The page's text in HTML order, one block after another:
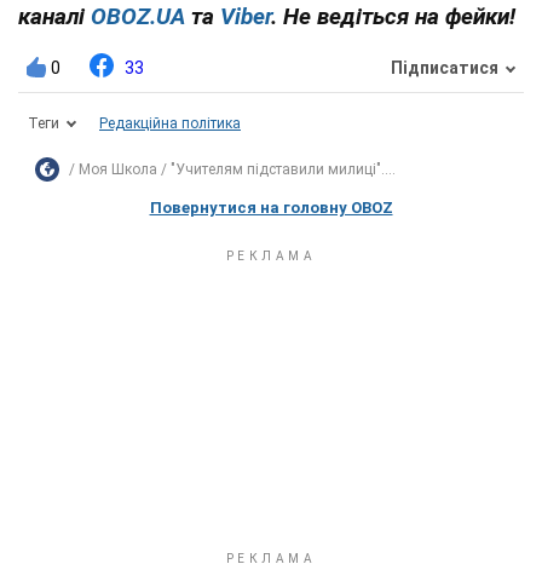
каналі OBOZ.UA та Viber. Не ведіться на фейки!
0 33 Підписатися
Теги Редакційна політика
Моя Школа "Учителям підставили милиці"....
Повернутися на головну OBOZ